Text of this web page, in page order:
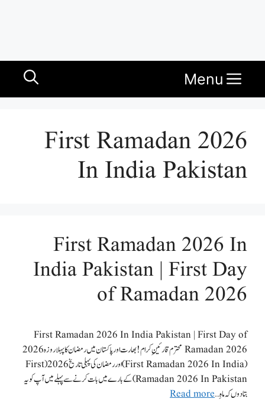
Menu
First Ramadan 2026
In India Pakistan
First Ramadan 2026 In
India Pakistan | First Day
of Ramadan 2026
First Ramadan 2026 In India Pakistan | First Day of
Ramadan 2026 محترم قارئینِ کرام ! بھارت اور پاکستان میں رمضان کا پہلا روزہ 2026
(First Ramadan 2026 In India) اور رمضان کی پہلی تاریخ 2026 (First
Ramadan 2026 In Pakistan) کے بارے میں بات کرنے سے پہلے میں آپ کو یہ
بتادوں کہ ماہِ …Read more